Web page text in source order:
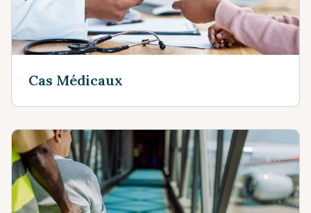
Cas Médicaux